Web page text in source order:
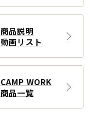
商品説明
動画リスト
CAMP WORK
商品一覧